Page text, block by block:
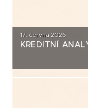
17. června 2026
KREDITNÍ